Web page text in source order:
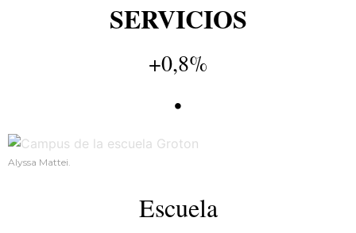
SERVICIOS
+0,8%
•
Alyssa Mattei.
Escuela